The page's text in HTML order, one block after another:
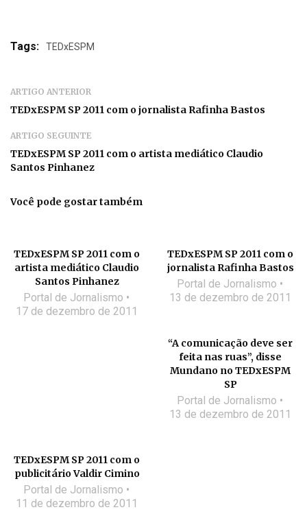
Tags: TEDxESPM
ARTIGO ANTERIOR
TEDxESPM SP 2011 com o jornalista Rafinha Bastos
ARTIGO SEGUINTE
TEDxESPM SP 2011 com o artista mediático Claudio
Santos Pinhanez
Você pode gostar também
TEDxESPM SP 2011 com o
artista mediático Claudio
Santos Pinhanez
Portal de Jornalismo
17 de dezembro de 2011
TEDxESPM SP 2011 com o
jornalista Rafinha Bastos
Portal de Jornalismo
13 de dezembro de 2011
“A comunicação deve ser
feita nas ruas”, disse
Mundano no TEDxESPM
SP
Portal de Jornalismo
13 de dezembro de 2011
TEDxESPM SP 2011 com o
publicitário Valdir Cimino
Portal de Jornalismo
11 de dezembro de 2011